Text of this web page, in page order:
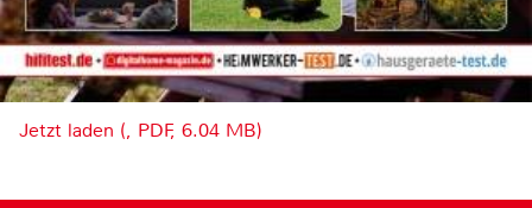
Jetzt laden (, PDF, 6.04 MB)